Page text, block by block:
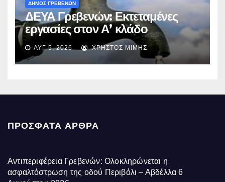
ΔΗΜΟΣ ΓΡΕΒΕΝΩΝ
ΔΕΥΑ Γρεβενών: Εκτεταμένες
εργασίες στον Α’ κλάδο
ύδρευσης – Ποιες περιοχές
επηρεάζονται την Πέμπτη
ΑΥΓ 5, 2026 ΧΡΉΣΤΟΣ ΜΊΜΗΣ
ΠΡΌΣΦΑΤΑ ΆΡΘΡΑ
Αντιπεριφέρεια Γρεβενών: Ολοκληρώνεται η
ασφαλτόστρωση της οδού Περιβόλι – Αβδέλλα 6